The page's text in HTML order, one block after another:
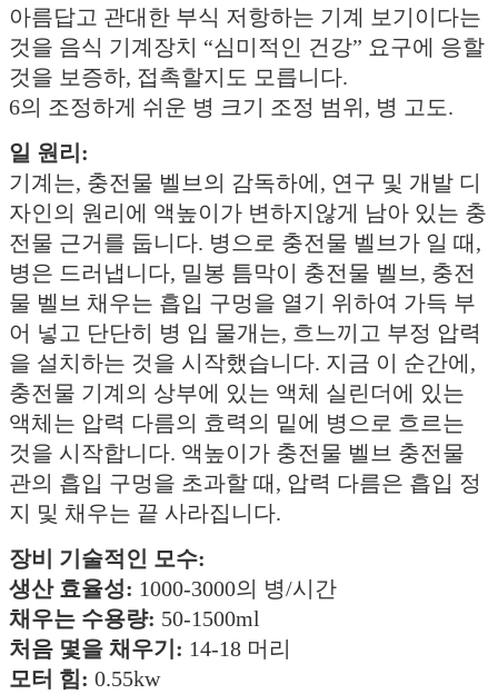
아름답고 관대한 부식 저항하는 기계 보기이다는
것을 음식 기계장치 “심미적인 건강” 요구에 응할
것을 보증하, 접촉할지도 모릅니다.
6의 조정하게 쉬운 병 크기 조정 범위, 병 고도.
일 원리:
기계는, 충전물 벨브의 감독하에, 연구 및 개발 디
자인의 원리에 액높이가 변하지않게 남아 있는 충
전물 근거를 둡니다. 병으로 충전물 벨브가 일 때,
병은 드러냅니다, 밀봉 틈막이 충전물 벨브, 충전
물 벨브 채우는 흡입 구멍을 열기 위하여 가득 부
어 넣고 단단히 병 입 물개는, 흐느끼고 부정 압력
을 설치하는 것을 시작했습니다. 지금 이 순간에,
충전물 기계의 상부에 있는 액체 실린더에 있는
액체는 압력 다름의 효력의 밑에 병으로 흐르는
것을 시작합니다. 액높이가 충전물 벨브 충전물
관의 흡입 구멍을 초과할 때, 압력 다름은 흡입 정
지 및 채우는 끝 사라집니다.
장비 기술적인 모수:
생산 효율성: 1000-3000의 병/시간
채우는 수용량: 50-1500ml
처음 몇을 채우기: 14-18 머리
모터 힘: 0.55kw